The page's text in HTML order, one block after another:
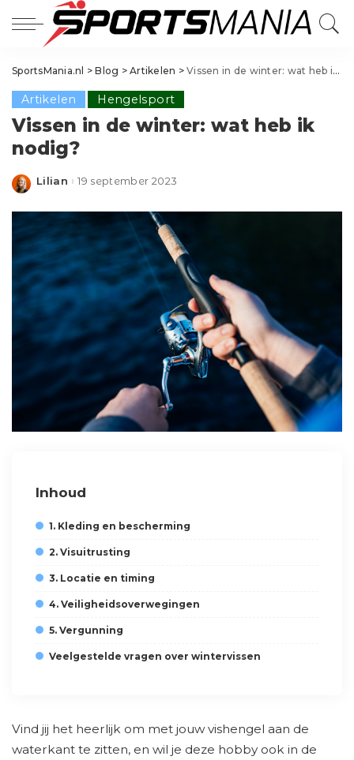
SportsMania.nl >Blog >Artikelen >Vissen in de winter: wat heb ik nodig?
Artikelen Hengelsport
Vissen in de winter: wat heb ik
nodig?
Posted
Lilian 19 september 2023
Inhoud
1. Kleding en bescherming
2. Visuitrusting
3. Locatie en timing
4. Veiligheidsoverwegingen
5. Vergunning
Veelgestelde vragen over wintervissen
Vind jij het heerlijk om met jouw vishengel aan de
waterkant te zitten, en wil je deze hobby ook in de